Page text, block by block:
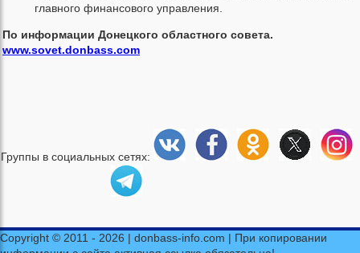
главного финансового управления.
По информации Донецкого областного совета.
www.sovet.donbass.com
Группы в социальных сетях:
Copyright © 2011 - 2026 | donbass-info.com | При копировании